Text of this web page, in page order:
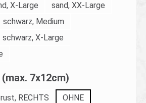
X-Large
sand, XX-Large
schwarz, Medium
schwarz, X-Large
7x12cm)
RECHTS OHNE